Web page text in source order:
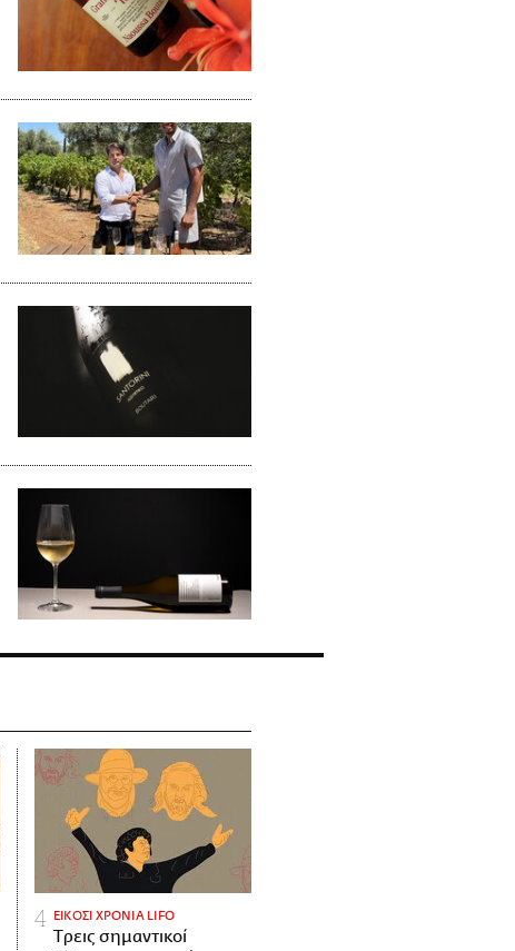
ΕΙΚΟΣΙ ΧΡΟΝΙΑ LIFO
Tρεις σημαντικοί